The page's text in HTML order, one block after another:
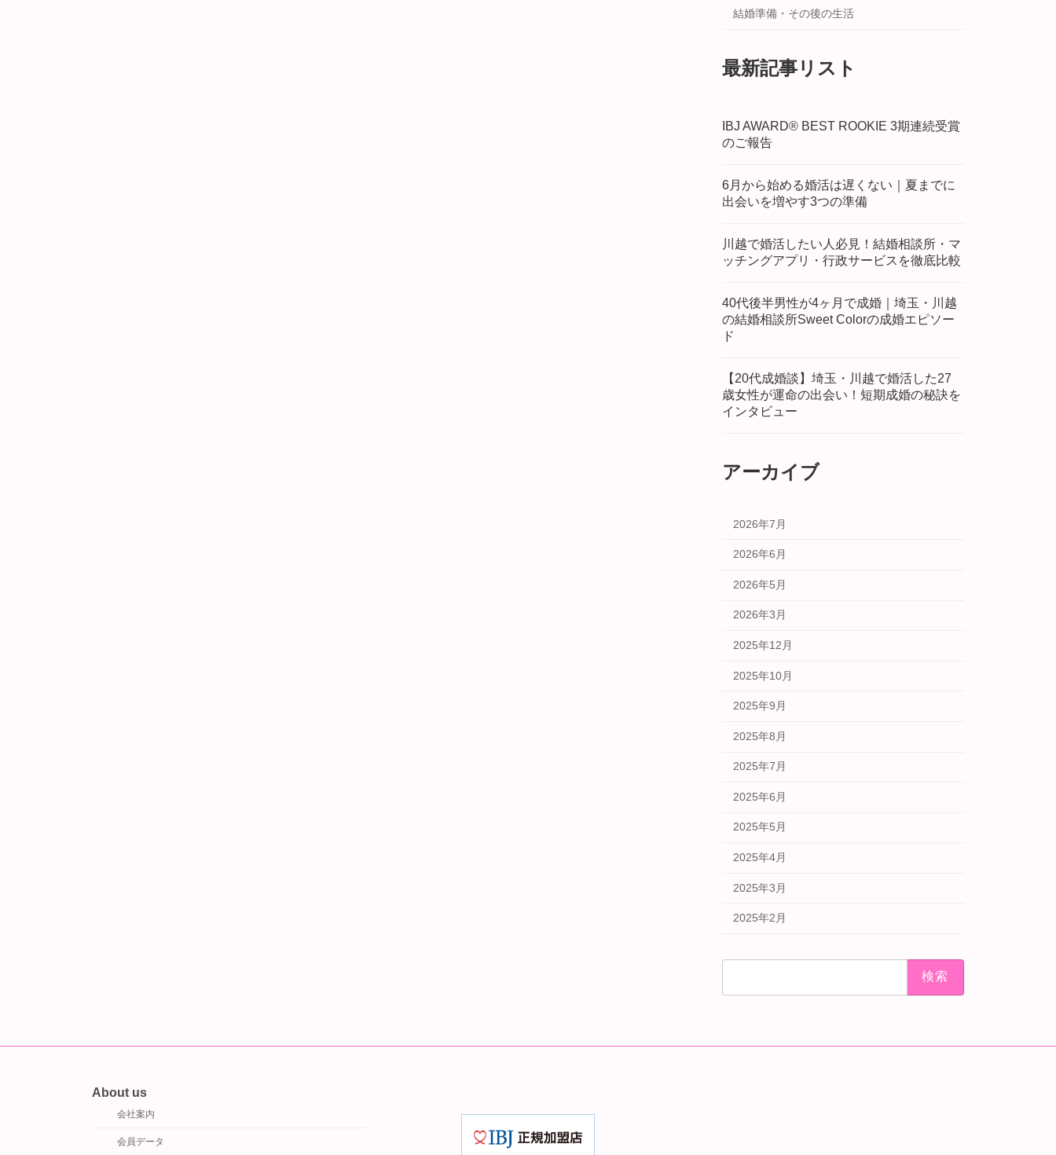
結婚準備・その後の生活
最新記事リスト
IBJ AWARD® BEST ROOKIE 3期連続受賞
のご報告
6月から始める婚活は遅くない｜夏までに
出会いを増やす3つの準備
川越で婚活したい人必見！結婚相談所・マ
ッチングアプリ・行政サービスを徹底比較
40代後半男性が4ヶ月で成婚｜埼玉・川越
の結婚相談所Sweet Colorの成婚エピソー
ド
【20代成婚談】埼玉・川越で婚活した27
歳女性が運命の出会い！短期成婚の秘訣を
インタビュー
アーカイブ
2026年7月
2026年6月
2026年5月
2026年3月
2025年12月
2025年10月
2025年9月
2025年8月
2025年7月
2025年6月
2025年5月
2025年4月
2025年3月
2025年2月
About us
会社案内
会員データ